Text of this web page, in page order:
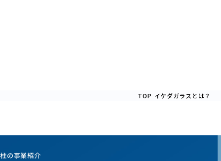
TOP イケダガラスとは？
の事業紹介